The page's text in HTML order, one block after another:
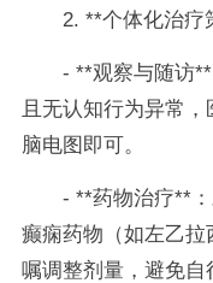
2. **个体化治疗
- **观察与随访**
且无认知行为异常
脑电图即可。
- **药物治疗**
癫痫药物（如左乙
嘱调整剂量，避免自